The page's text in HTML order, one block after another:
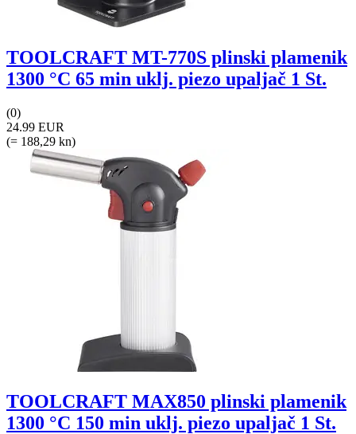
TOOLCRAFT MT-770S plinski plamenik
1300 °C 65 min uklj. piezo upaljač 1 St.
(0)
24.99 EUR
(= 188,29 kn)
TOOLCRAFT MAX850 plinski plamenik
1300 °C 150 min uklj. piezo upaljač 1 St.